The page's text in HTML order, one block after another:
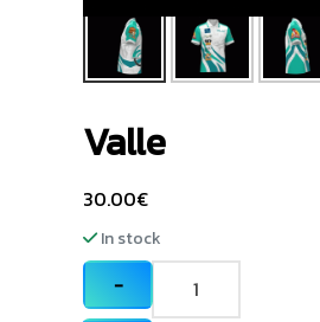
Valle
30.00€
In stock
−